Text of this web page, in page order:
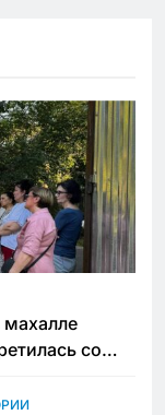
махалле
со